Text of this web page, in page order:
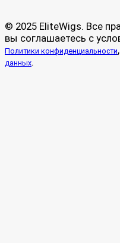
© 2025 EliteWigs. Все
вы соглашаетесь с
Политики конфиденциальности,
данных.